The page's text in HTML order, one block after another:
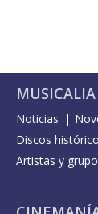
MUSICALIA
Noticias
Discos
Artistas y